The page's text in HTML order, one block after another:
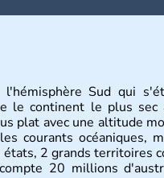
Sud qui
le continent le plus sec
plat avec une altitude
courants océaniques,
2 grands territoires
20 millions